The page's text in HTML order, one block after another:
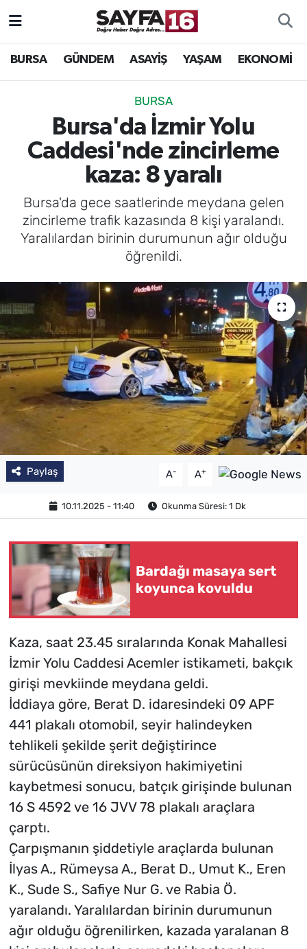
BURSA GÜNDEM ASAYİŞ YAŞAM EKONOMİ
BURSA
Bursa'da İzmir Yolu
Caddesi'nde zincirleme
kaza: 8 yaralı
Bursa'da gece saatlerinde meydana gelen
zincirleme trafik kazasında 8 kişi yaralandı.
Yaralılardan birinin durumunun ağır olduğu
öğrenildi.
Paylaş A- A+
10.11.2025 - 11:40 Okunma Süresi: 1 Dk
Bardağı masaya sert
koyunca kovuldu
Kaza, saat 23.45 sıralarında Konak Mahallesi
İzmir Yolu Caddesi Acemler istikameti, bakçık
girişi mevkiinde meydana geldi.
İddiaya göre, Berat D. idaresindeki 09 APF
441 plakalı otomobil, seyir halindeyken
tehlikeli şekilde şerit değiştirince
sürücüsünün direksiyon hakimiyetini
kaybetmesi sonucu, batçık girişinde bulunan
16 S 4592 ve 16 JVV 78 plakalı araçlara
çarptı.
Çarpışmanın şiddetiyle araçlarda bulunan
İlyas A., Rümeysa A., Berat D., Umut K., Eren
K., Sude S., Safiye Nur G. ve Rabia Ö.
yaralandı. Yaralılardan birinin durumunun
ağır olduğu öğrenilirken, kazada yaralanan 8
ÖZEL HABER
MAGAZİN
BİLİM
TEKNOLOJİ
EĞİTİM
SAĞLIK
TV REHBERİ
Hava Durumu
TFF 2.Lig Beyaz Grup Puan Durumu ve Fikstür
Tüm Manşetler
Haber Arşivi